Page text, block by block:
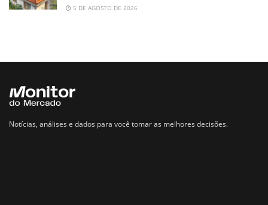
5 DE AGOSTO DE 2026
Notícias, análises e dados para você tomar as melhores decisões.